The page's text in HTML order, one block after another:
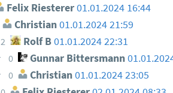
Felix Riesterer 01.01.2024 16:44
Christian01.01.2024 21:59
2 Rolf B01.01.2024 22:31
0 Gunnar Bittersmann
0 Christian01.01.2024 23:05